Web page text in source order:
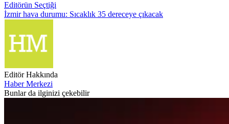
Editörün Seçtiği
İzmir hava durumu: Sıcaklık 35 dereceye çıkacak
Editör Hakkında
Haber Merkezi
Bunlar da ilginizi çekebilir